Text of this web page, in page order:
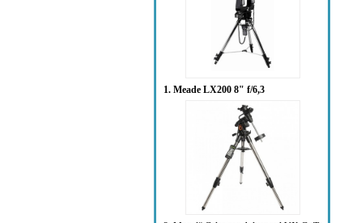
1. Meade LX200 8" f/6,3